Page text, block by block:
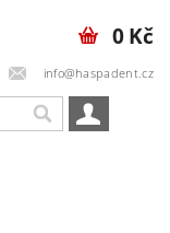
info@haspadent.cz
0 Kč